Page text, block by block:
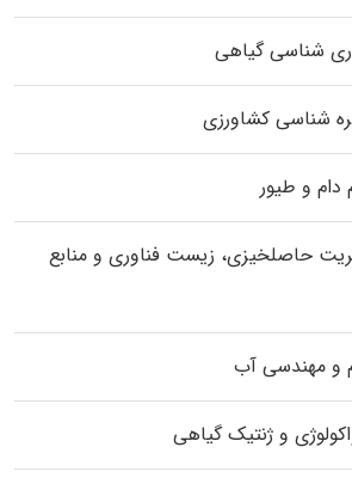
شناسی گیاهی
شناسی کشاورزی
دام و طیور
حاصلخیزی، زیست فناوری و منابع
و مهندسی آب
و ژنتیک گیاهی